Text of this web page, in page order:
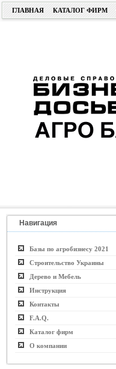
ГЛАВНАЯ КАТАЛОГ ФИРМ
Навигация
Базы по агробизнесу 2021
Строительство Украины
Дерево и Мебель
Инструкция
Контакты
F.A.Q.
Каталог фирм
О компании